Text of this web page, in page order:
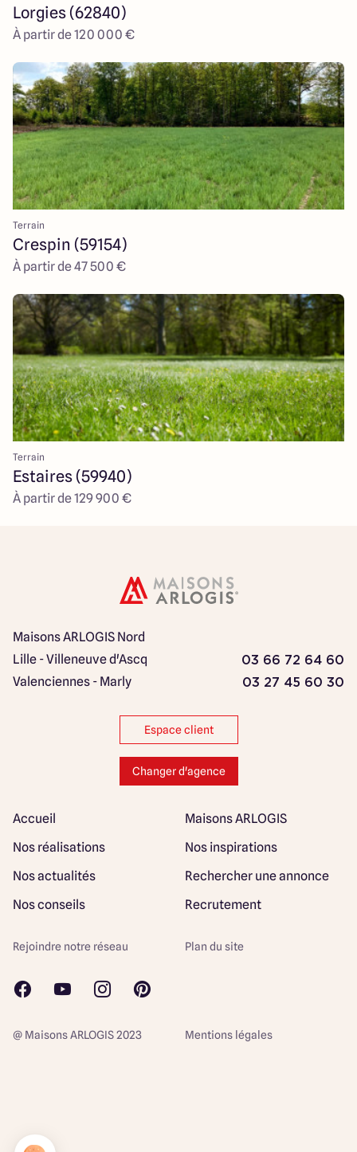
Lorgies (62840)
À partir de 120 000 €
Terrain
Crespin (59154)
À partir de 47 500 €
Terrain
Estaires (59940)
À partir de 129 900 €
Maisons ARLOGIS Nord
Lille - Villeneuve d'Ascq
03 66 72 64 60
Valenciennes - Marly 03 27 45 60 30
Espace client
Changer d'agence
Accueil
Maisons ARLOGIS
Nos réalisations
Nos inspirations
Nos actualités
Rechercher une annonce
Nos conseils
Recrutement
Mentions légales
Rejoindre notre réseau Plan du site
@ Maisons ARLOGIS 2023